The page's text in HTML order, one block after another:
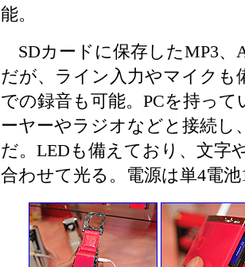
能。
SDカードに保存したMP3、
だが、ライン入力やマイクも
での録音も可能。PCを持っ
ーヤーやラジオなどと接続し
だ。LEDも備えており、文字
合わせて光る。電源は単4電池